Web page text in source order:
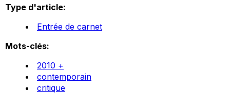
Type d'article:
Entrée de carnet
Mots-clés:
2010 +
contemporain
critique